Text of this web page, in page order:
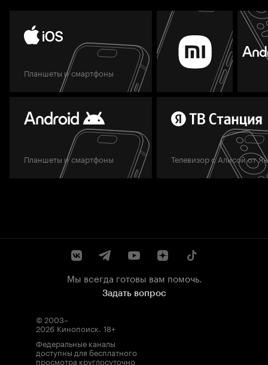
Планшеты и смартфоны
Планшеты и смартфоны Телевизор с Алисой от
Мы всегда готовы вам помочь.
Задать вопрос
© 2003–
2026 Кинопоиск. 18+
Федеральные каналы
доступны для бесплатного
просмотра круглосуточно